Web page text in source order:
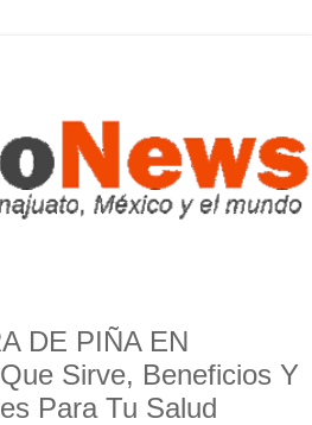
DE PIÑA EN
Sirve, Beneficios Y
Para Tu Salud